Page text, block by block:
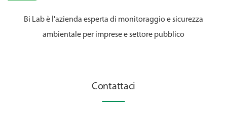
Bi Lab è l'azienda esperta di monitoraggio e sicurezza
ambientale per imprese e settore pubblico
Contattaci